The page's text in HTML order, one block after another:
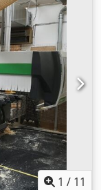
1 / 11